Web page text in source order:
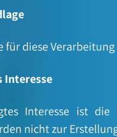
diese Verarbeitung
Interesse
Interesse ist
nicht zur